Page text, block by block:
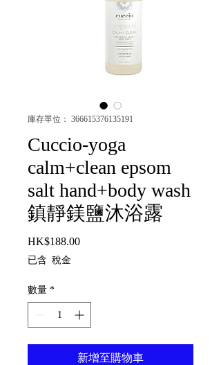
庫存單位： 366615376135191
Cuccio-yoga
calm+clean epsom
salt hand+body wash
鎮靜鎂鹽沐浴露
HK$188.00價格
已含 稅金
數量 *
新增至購物車